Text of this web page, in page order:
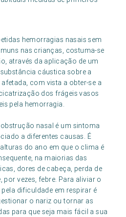
hemorragias nasais sem
nas crianças, costuma-se
através da aplicação de um
cáustica sobre a
com vista a obter-se a
dos frágeis vasos
pela hemorragia.
obstrução nasal é um sintoma
a diferentes causas. É
do ano em que o clima é
na maiorias das
dores de cabeça, perda de
por vezes, febre. Para aliviar o
dificuldade em respirar é
o nariz ou tornar as
para que seja mais fácil a sua